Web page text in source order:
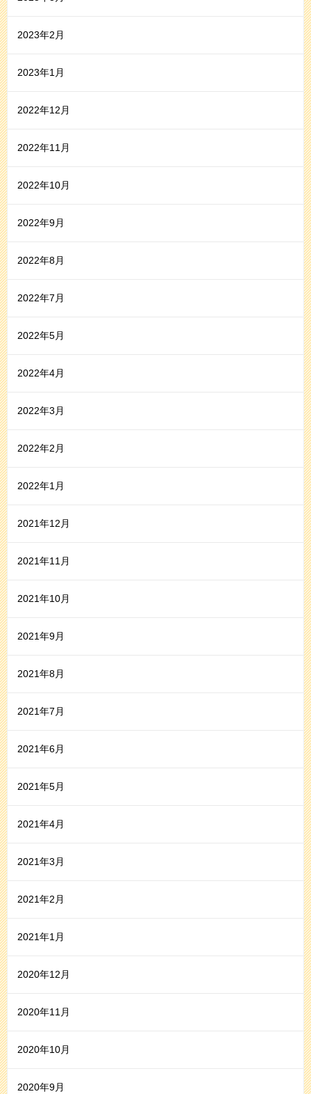
2023年2月
2023年1月
2022年12月
2022年11月
2022年10月
2022年9月
2022年8月
2022年7月
2022年5月
2022年4月
2022年3月
2022年2月
2022年1月
2021年12月
2021年11月
2021年10月
2021年9月
2021年8月
2021年7月
2021年6月
2021年5月
2021年4月
2021年3月
2021年2月
2021年1月
2020年12月
2020年11月
2020年10月
2020年9月